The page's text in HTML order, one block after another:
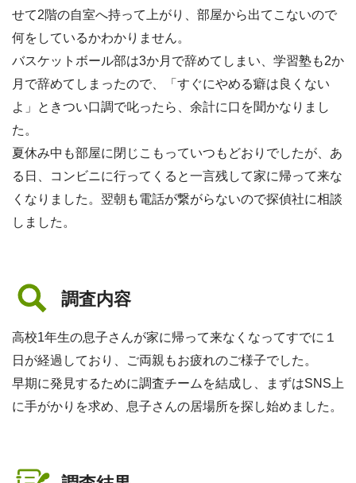
せて2階の自室へ持って上がり、部屋から出てこないので
何をしているかわかりません。
バスケットボール部は3か月で辞めてしまい、学習塾も2か
月で辞めてしまったので、「すぐにやめる癖は良くない
よ」ときつい口調で叱ったら、余計に口を聞かなりまし
た。
夏休み中も部屋に閉じこもっていつもどおりでしたが、あ
る日、コンビニに行ってくると一言残して家に帰って来な
くなりました。翌朝も電話が繋がらないので探偵社に相談
しました。
調査内容
高校1年生の息子さんが家に帰って来なくなってすでに１
日が経過しており、ご両親もお疲れのご様子でした。
早期に発見するために調査チームを結成し、まずはSNS上
に手がかりを求め、息子さんの居場所を探し始めました。